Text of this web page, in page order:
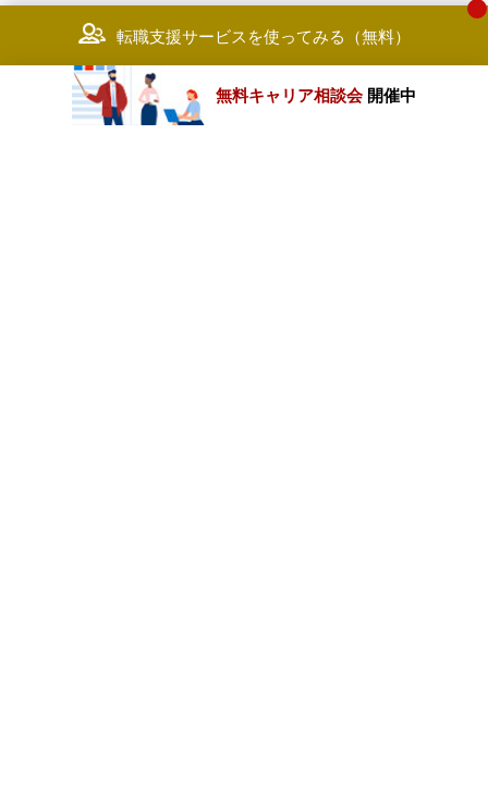
転職支援サービスを使ってみる（無料）
無料キャリア相談会 開催中